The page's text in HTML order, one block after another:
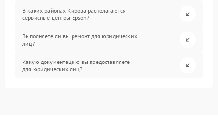
В каких районах Кирова располагаются
сервисные центры Epson?
Выполняете ли вы ремонт для юридических
лиц?
Какую документацию вы предоставляете
для юридических лиц?